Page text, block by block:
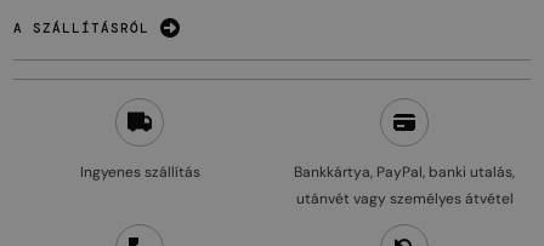
Ingyenes szállítás
Bankkártya, PayPal, banki utalás,
utánvét vagy személyes átvétel
A SZÁLLÍTÁSRÓL